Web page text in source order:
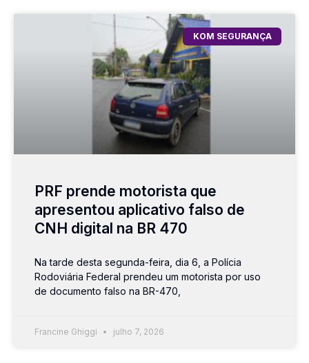
KOM SEGURANÇA
PRF prende motorista que
apresentou aplicativo falso de
CNH digital na BR 470
Na tarde desta segunda-feira, dia 6, a Polícia
Rodoviária Federal prendeu um motorista por uso
de documento falso na BR-470,
Francine Ghiggi julho 7, 2026